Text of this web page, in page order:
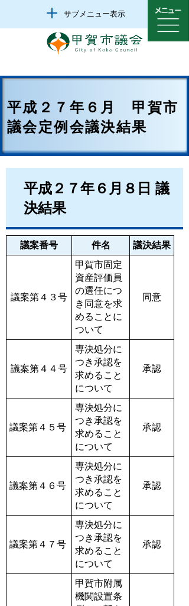
サブメニュー表示
平成２７年６月 甲賀市
議会定例会議決結果
平成２７年６月８日 議
決結果
議案番号 件名 議決結果
議案第４３号
甲賀市固定
資産評価員
の選任につ
き同意を求
めることに
ついて
同意
議案第４４号
専決処分に
つき承認を
求めること
について
承認
議案第４５号
専決処分に
つき承認を
求めること
について
承認
議案第４６号
専決処分に
つき承認を
求めること
について
承認
議案第４７号
専決処分に
つき承認を
求めること
について
承認
甲賀市附属
機関設置条